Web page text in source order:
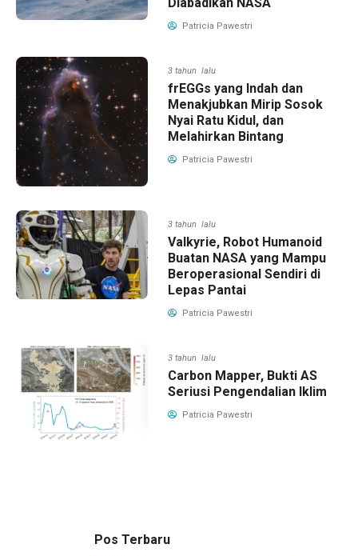
Patricia Pawestri
3 tahun lalu
frEGGs yang Indah dan
Menakjubkan Mirip Sosok
Nyai Ratu Kidul, dan
Melahirkan Bintang
Patricia Pawestri
3 tahun lalu
Valkyrie, Robot Humanoid
Buatan NASA yang Mampu
Beroperasional Sendiri di
Lepas Pantai
Patricia Pawestri
3 tahun lalu
Carbon Mapper, Bukti AS
Seriusi Pengendalian Iklim
Patricia Pawestri
Pos Terbaru